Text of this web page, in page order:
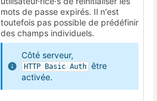
mots de passe expirés. Il n'est
toutefois pas possible de prédéfinir
des champs individuels.
Côté serveur,
HTTP Basic Auth être
activée.